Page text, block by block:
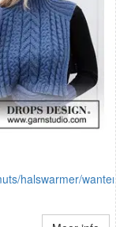
halswarmer/